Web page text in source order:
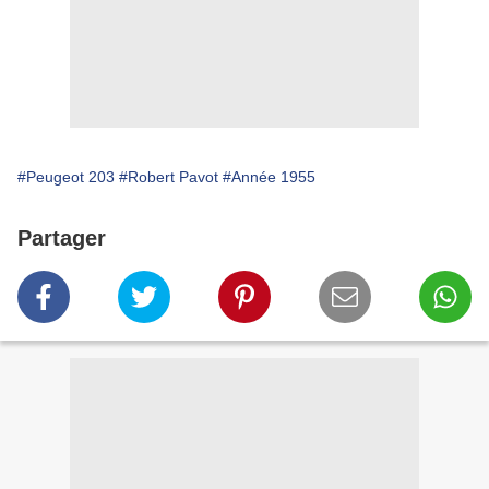
#Peugeot 203 #Robert Pavot #Année 1955
Partager